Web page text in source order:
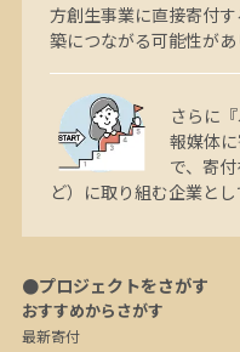
方創生事業に直接寄付
築につながる可能性があ
さらに
報媒体
で、寄
ど）に取り組む企業と
●プロジェクトをさがす
おすすめからさがす
最新寄付